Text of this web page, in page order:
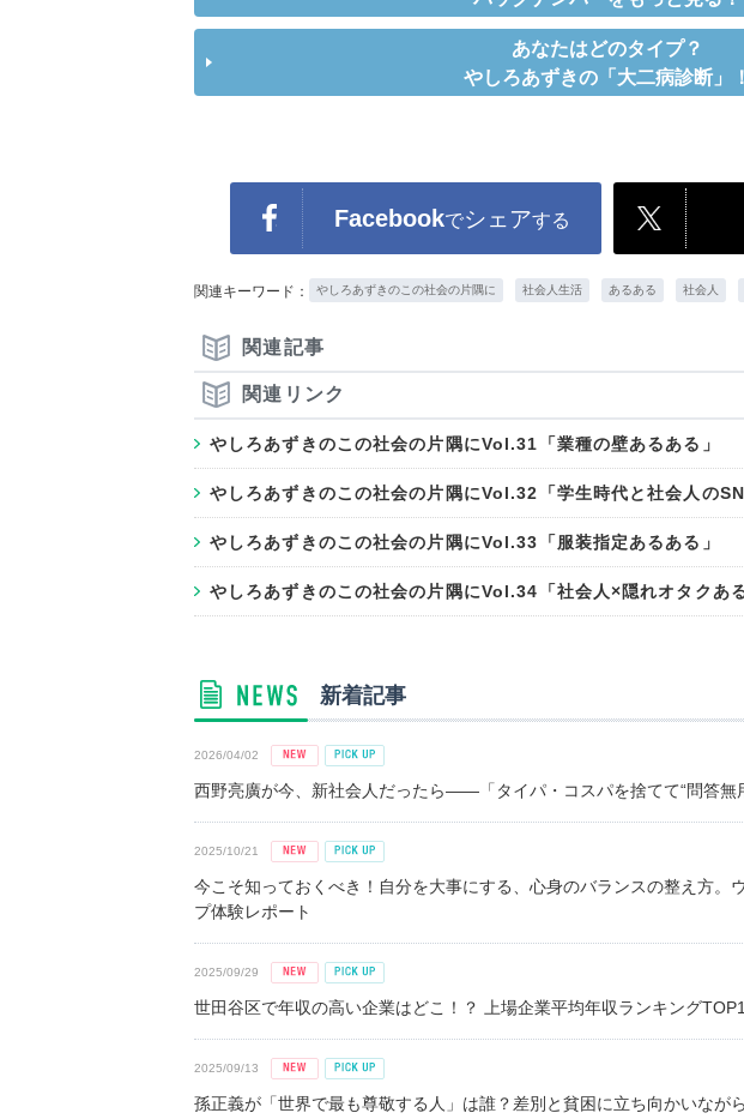
あなたはどのタイプ？
やしろあずきの「大二病診断」！
Facebookでシェアする
関連キーワード： やしろあずきのこの社会の片隅に 社会人生活 あるある 社会人
関連記事
関連リンク
やしろあずきのこの社会の片隅にVol.31「業種の壁あるある」
やしろあずきのこの社会の片隅にVol.32「学生時代と社会人の
やしろあずきのこの社会の片隅にVol.33「服装指定あるある」
やしろあずきのこの社会の片隅にVol.34「社会人×隠れオタクある
新着記事
2026/04/02
西野亮廣が今、新社会人だったら――「タイパ・コスパを捨てて“問答無
2025/10/21
今こそ知っておくべき！自分を大事にする、心身のバランスの整え方。
プ体験レポート
2025/09/29
世田谷区で年収の高い企業はどこ！？ 上場企業平均年収ランキング
2025/09/13
孫正義が「世界で最も尊敬する人」は誰？差別と貧困に立ち向かいなが